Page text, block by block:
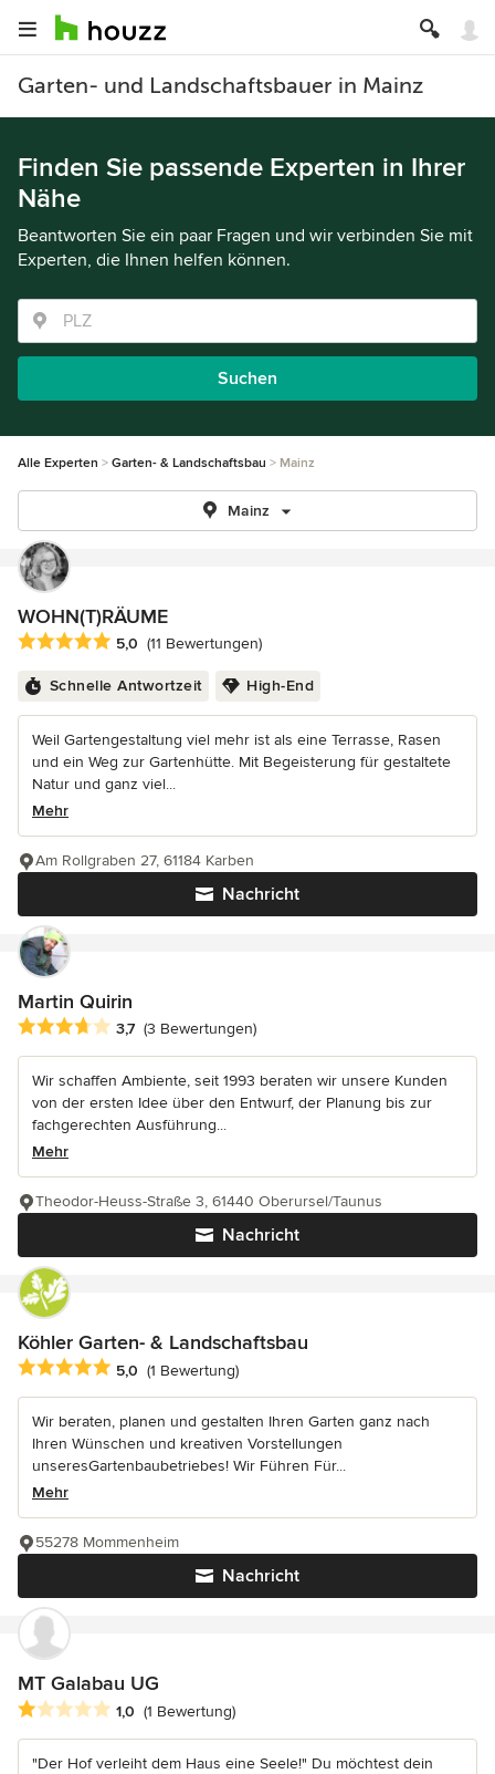
Garten- und Landschaftsbauer in Mainz
Finden Sie passende Experten in Ihrer
Nähe
Beantworten Sie ein paar Fragen und wir verbinden Sie mit
Experten, die Ihnen helfen können.
Suchen
Alle Experten Garten- & Landschaftsbau Mainz
Mainz
WOHN(T)RÄUME
Durchschnittliche Bewertung: 5 von 5 Sternen
5,0 (11 Bewertungen)
Schnelle Antwortzeit High-End
Weil Gartengestaltung viel mehr ist als eine Terrasse, Rasen
und ein Weg zur Gartenhütte. Mit Begeisterung für gestaltete
Natur und ganz viel...
Mehr
Nachricht
Am Rollgraben 27, 61184 Karben
Martin Quirin
Durchschnittliche Bewertung: 3.7 von 5 Sternen
3,7 (3 Bewertungen)
Wir schaffen Ambiente, seit 1993 beraten wir unsere Kunden
von der ersten Idee über den Entwurf, der Planung bis zur
fachgerechten Ausführung...
Mehr
Nachricht
Theodor-Heuss-Straße 3, 61440 Oberursel/Taunus
Köhler Garten- & Landschaftsbau
Durchschnittliche Bewertung: 5 von 5 Sternen
5,0 (1 Bewertung)
Wir beraten, planen und gestalten Ihren Garten ganz nach
Ihren Wünschen und kreativen Vorstellungen
unseresGartenbaubetriebes! Wir Führen Für...
Mehr
Nachricht
55278 Mommenheim
MT Galabau UG
Durchschnittliche Bewertung: 1 von 5 Sternen
1,0 (1 Bewertung)
"Der Hof verleiht dem Haus eine Seele!" Du möchtest dein